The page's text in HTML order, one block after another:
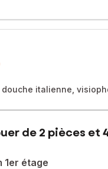
douche italienne,
de 2 pièces et
1er étage